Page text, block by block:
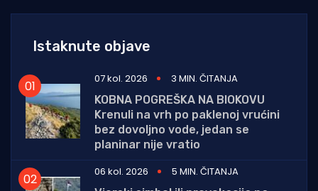
Istaknute objave
07 kol. 2026
3 MIN. ČITANJA
KOBNA POGREŠKA NA BIOKOVU
Krenuli na vrh po paklenoj vrućini
bez dovoljno vode, jedan se
planinar nije vratio
06 kol. 2026
5 MIN. ČITANJA